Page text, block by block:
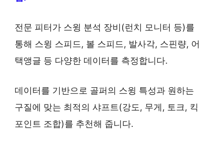
전문 피터가 스윙 분석 장비(런치 모니터 등)를
통해 스윙 스피드, 볼 스피드, 발사각, 스핀량, 어
택앵글 등 다양한 데이터를 측정합니다.
데이터를 기반으로 골퍼의 스윙 특성과 원하는
구질에 맞는 최적의 샤프트(강도, 무게, 토크, 킥
포인트 조합)를 추천해 줍니다.